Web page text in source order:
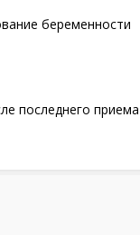
беременности
последнего